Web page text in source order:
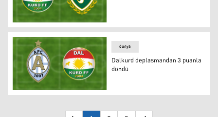
Dalkurd üstünlüğünü koruyamadı
Dalkurd deplasmandan 3 puanla döndü
dünya
Dalkurd deplasmandan 3 puanla
döndü